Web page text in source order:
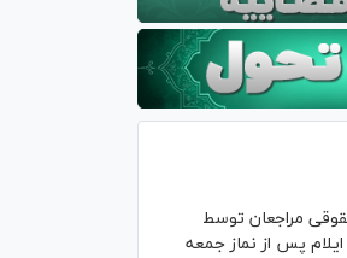
مراجعان توسط
پس از نماز جمعه